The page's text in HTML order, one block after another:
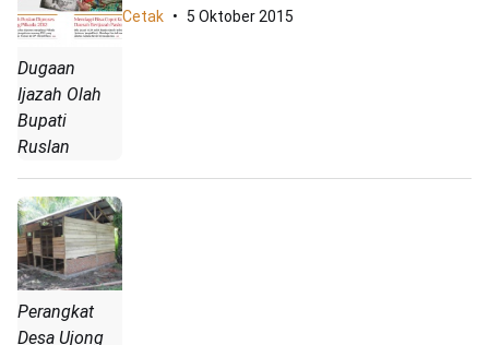
Dugaan
Ijazah Olah
Bupati
Ruslan
Cetak 5 Oktober 2015
Perangkat
Desa Ujong